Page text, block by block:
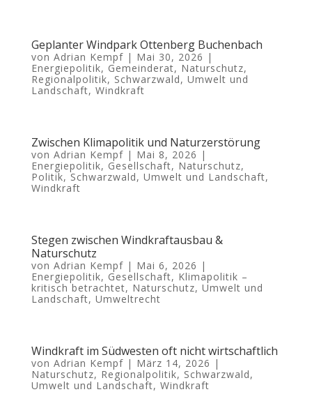
Geplanter Windpark Ottenberg Buchenbach
von Adrian Kempf| Mai 30, 2026 |
Energiepolitik, Gemeinderat, Naturschutz,
Regionalpolitik, Schwarzwald, Umwelt und
Landschaft, Windkraft
Zwischen Klimapolitik und Naturzerstörung
von Adrian Kempf| Mai 8, 2026 |
Energiepolitik, Gesellschaft, Naturschutz,
Politik,Schwarzwald, Umwelt und Landschaft,
Windkraft
Stegen zwischen Windkraftausbau &
Naturschutz
von Adrian Kempf| Mai 6, 2026 |
Energiepolitik, Gesellschaft, Klimapolitik –
kritisch betrachtet, Naturschutz, Umwelt und
Landschaft, Umweltrecht
Windkraft im Südwesten oft nicht wirtschaftlich
von Adrian Kempf| März 14, 2026 |
Naturschutz, Regionalpolitik, Schwarzwald,
Umwelt und Landschaft, Windkraft